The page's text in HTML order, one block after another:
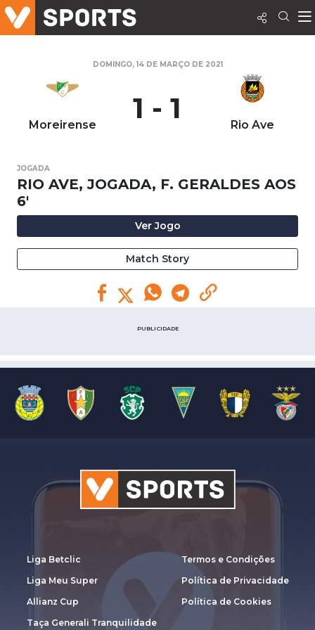
DOMINGO, 14 DE MARÇO DE 2021
Moreirense 1 - 1 Rio Ave
JOGADA
RIO AVE, JOGADA, F. GERALDES AOS
6'
Ver Jogo
Match Story
PUBLICIDADE
Liga Betclic
Liga Meu Super
Allianz Cup
Taça Generali Tranquilidade
Termos e Condições
Política de Privacidade
Política de Cookies